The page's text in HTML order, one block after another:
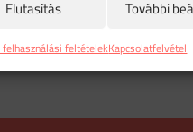
Elutasítás További
feltételekKapcsolatfelvétel